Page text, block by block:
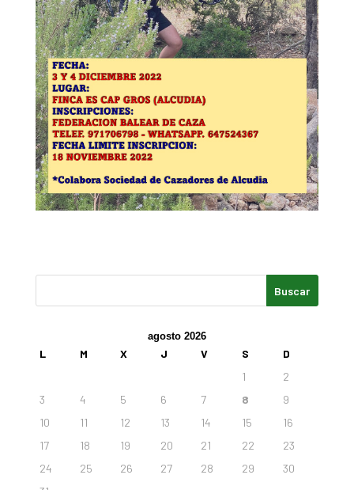
agosto 2026
L M X J V S
D
1
2
3
4 5 6 7 8
9
10
11 12 13 14 15
16
17
18 19 20 21 22
23
24
25 26 27 28 29
30